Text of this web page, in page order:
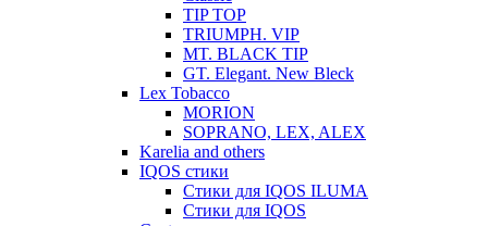
TIP TOP
TRIUMPH. VIP
MT. BLACK TIP
GT. Elegant. New Bleck
Lex Tobacco
MORION
SOPRANO, LEX, ALEX
Karelia and others
IQOS стики
Стики для IQOS ILUMA
Стики для IQOS